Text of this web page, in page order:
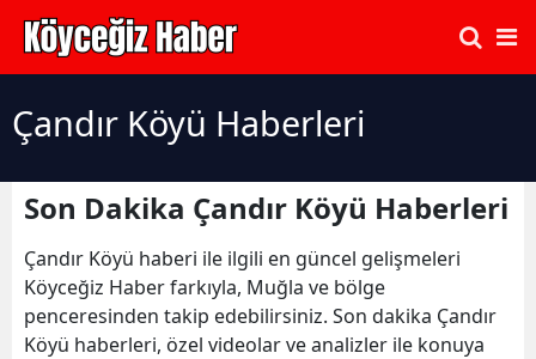
Çandır Köyü Haberleri
Son Dakika Çandır Köyü Haberleri
Çandır Köyü haberi ile ilgili en güncel gelişmeleri
Köyceğiz Haber farkıyla, Muğla ve bölge
penceresinden takip edebilirsiniz. Son dakika Çandır
Köyü haberleri, özel videolar ve analizler ile konuya